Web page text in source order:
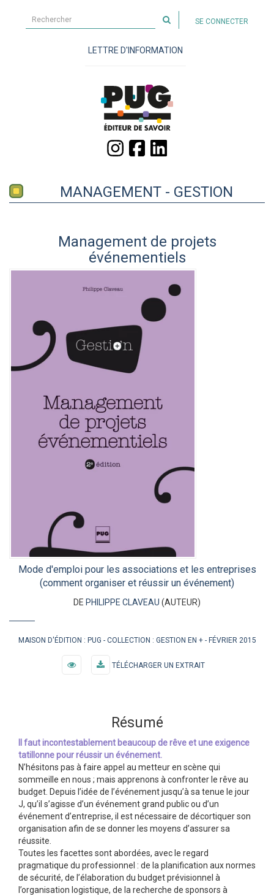
sur
site
SE CONNECTER
LETTRE D'INFORMATION
MANAGEMENT - GESTION
Management de projets
événementiels
Mode d'emploi pour les associations et les entreprises
(comment organiser et réussir un événement)
DE PHILIPPE CLAVEAU (AUTEUR)
MAISON D'ÉDITION : PUG COLLECTION : GESTION EN + FÉVRIER 2015
TÉLÉCHARGER UN EXTRAIT
Résumé
Il faut incontestablement beaucoup de rêve et une exigence
tatillonne pour réussir un événement.
N’hésitons pas à faire appel au metteur en scène qui
sommeille en nous ; mais apprenons à confronter le rêve au
budget. Depuis l’idée de l’événement jusqu’à sa tenue le jour
J, qu’il s’agisse d’un événement grand public ou d’un
événement d’entreprise, il est nécessaire de décortiquer son
organisation afin de se donner les moyens d’assurer sa
réussite.
Toutes les facettes sont abordées, avec le regard
pragmatique du professionnel : de la planification aux normes
de sécurité, de l’élaboration du budget prévisionnel à
l’organisation logistique, de la recherche de sponsors à